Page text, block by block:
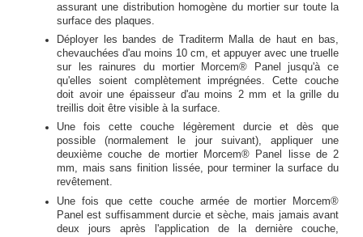
assurant une distribution homogène du mortier sur toute la
surface des plaques.
Déployer les bandes de Traditerm Malla de haut en bas,
chevauchées d'au moins 10 cm, et appuyer avec une truelle
sur les rainures du mortier Morcem® Panel jusqu'à ce
qu'elles soient complètement imprégnées. Cette couche
doit avoir une épaisseur d'au moins 2 mm et la grille du
treillis doit être visible à la surface.
Une fois cette couche légèrement durcie et dès que
possible (normalement le jour suivant), appliquer une
deuxième couche de mortier Morcem® Panel lisse de 2
mm, mais sans finition lissée, pour terminer la surface du
revêtement.
Une fois que cette couche armée de mortier Morcem®
Panel est suffisamment durcie et sèche, mais jamais avant
deux jours après l'application de la dernière couche,